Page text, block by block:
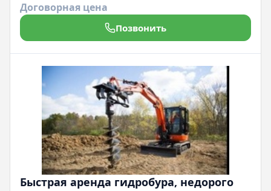
Договорная цена
Позвонить
Быстрая аренда гидробура, недорого